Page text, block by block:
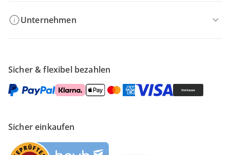
Unternehmen
Sicher & flexibel bezahlen
Sicher einkaufen